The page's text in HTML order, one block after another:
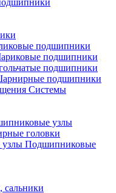
подшипники
подшипники
подшипники
подшипники
Системы
узлы
головки
Подшипниковые